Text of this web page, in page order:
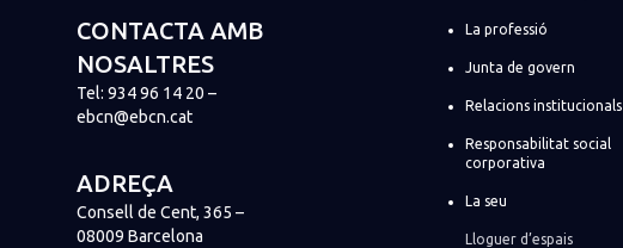
CONTACTA AMB
NOSALTRES
Tel: 934 96 14 20 –
ebcn@ebcn.cat
ADREÇA
Consell de Cent, 365 –
08009 Barcelona
La professió
Junta de govern
Relacions institucionals
Responsabilitat social
corporativa
La seu
Lloguer d’espais